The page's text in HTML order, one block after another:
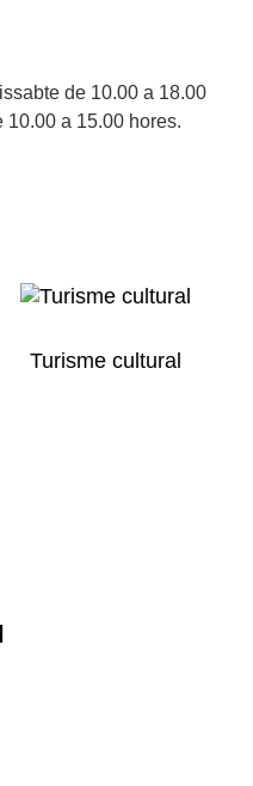
de 10.00 a 18.00
10.00 a 15.00 hores.
Turisme cultural